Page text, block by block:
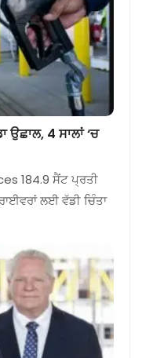
ਉਛਾਲ, 4 ਸਾਲਾਂ ‘ਚ
184.9 ਸੈਂਟ ਪ੍ਰਤੀ
ਲਈ ਵੱਡੀ ਚਿੰਤਾ